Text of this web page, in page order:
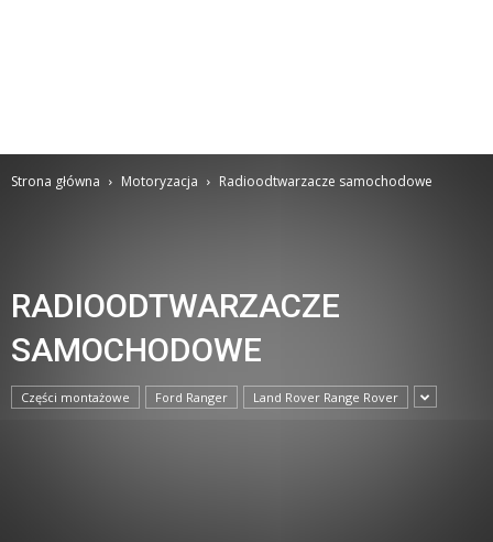
Strona główna Motoryzacja Radioodtwarzacze samochodowe
RADIOODTWARZACZE
SAMOCHODOWE
Części montażowe Ford Ranger Land Rover Range Rover